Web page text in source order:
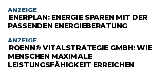
ANZEIGE
ENERPLAN: ENERGIE SPAREN MIT DER
PASSENDEN ENERGIEBERATUNG
ANZEIGE
ROENN® VITALSTRATEGIE GMBH: WIE
MENSCHEN MAXIMALE
LEISTUNGSFÄHIGKEIT ERREICHEN